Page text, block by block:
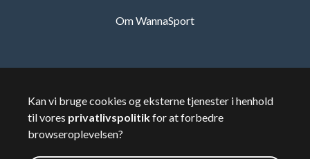
Om WannaSport
🇸🇪Sverige
Kan vi bruge cookies og eksterne tjenester i henhold
til vores privatlivspolitikfor at forbedre
browseroplevelsen?